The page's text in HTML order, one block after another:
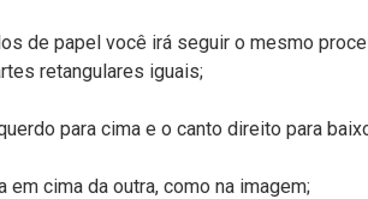
de papel você irá seguir o mesmo
retangulares iguais;
para cima e o canto direito para
em cima da outra, como na imagem;